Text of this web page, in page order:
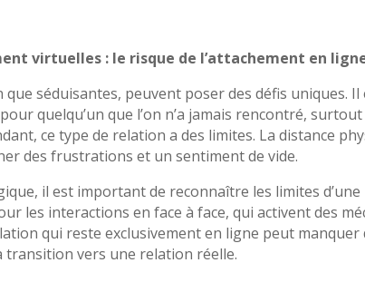
virtuelles : le risque de l’attachement en
séduisantes, peuvent poser des défis uniques. Il
quelqu’un que l’on n’a jamais rencontré,
ce type de relation a des limites. La distance
des frustrations et un sentiment de vide.
il est important de reconnaître les limites
les interactions en face à face, qui activent des
qui reste exclusivement en ligne peut manquer
transition vers une relation réelle.